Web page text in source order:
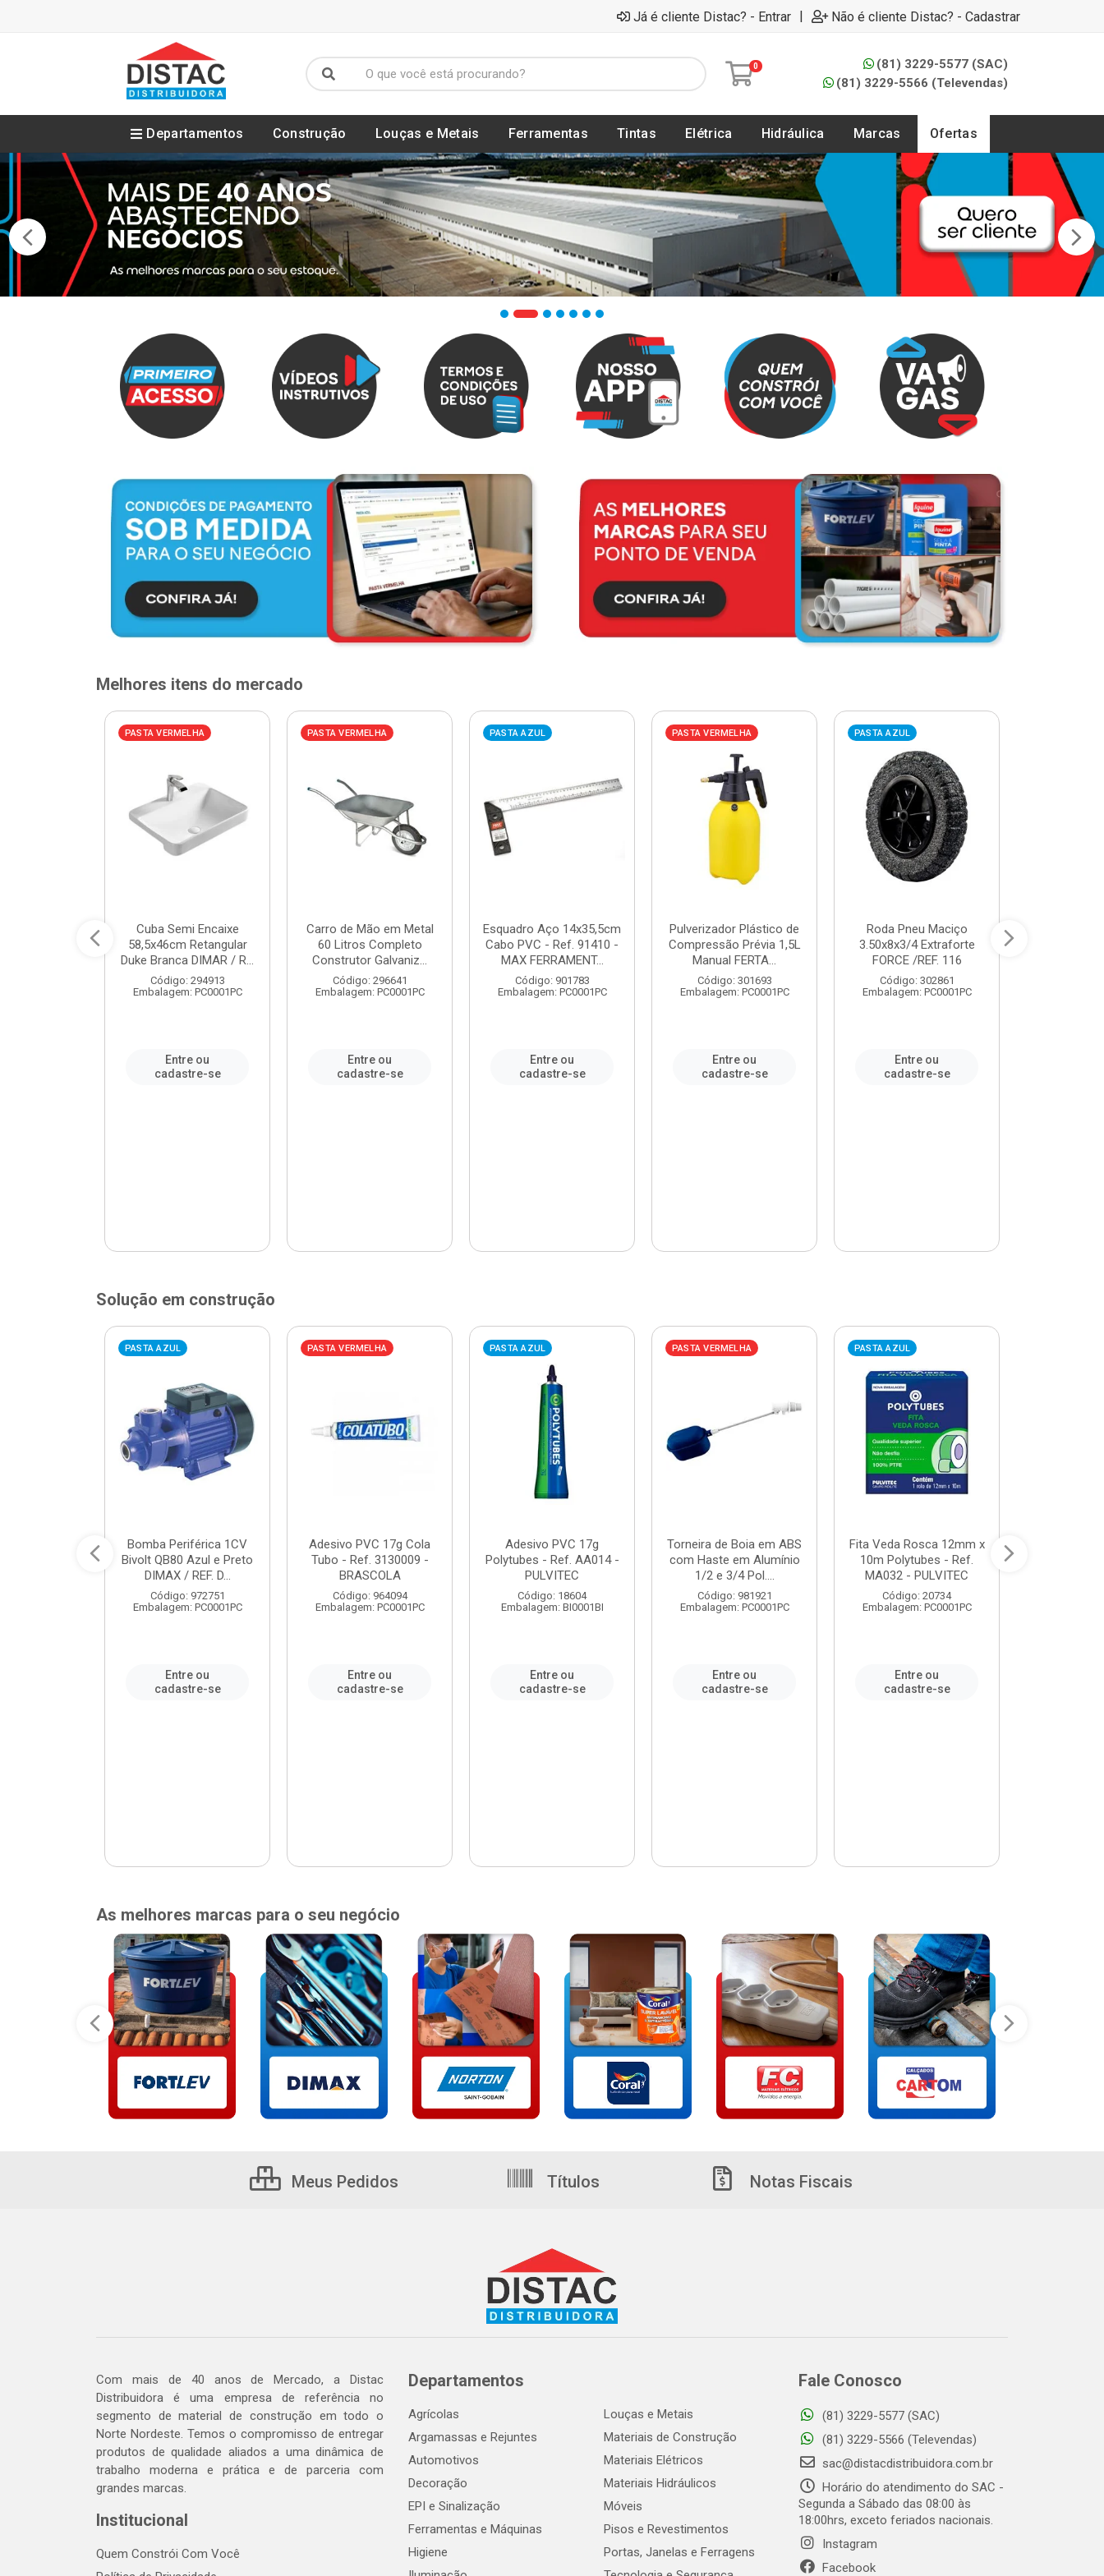
Já é cliente Distac? - Entrar | Não é cliente Distac? - Cadastrar
0
(81) 3229-5577 (SAC)
(81) 3229-5566 (Televendas)
Departamentos Construção Louças e Metais Ferramentas Tintas Elétrica Hidráulica Marcas Ofertas
Melhores itens do mercado
PASTA VERMELHA
Cuba Semi Encaixe
58,5x46cm Retangular
Duke Branca DIMAR / R...
Código: 294913
Embalagem: PC0001PC
Entre ou
cadastre-se
PASTA VERMELHA
Carro de Mão em Metal
60 Litros Completo
Construtor Galvaniz...
Código: 296641
Embalagem: PC0001PC
Entre ou
cadastre-se
PASTA AZUL
Esquadro Aço 14x35,5cm
Cabo PVC - Ref. 91410 -
MAX FERRAMENT...
Código: 901783
Embalagem: PC0001PC
Entre ou
cadastre-se
PASTA VERMELHA
Pulverizador Plástico de
Compressão Prévia 1,5L
Manual FERTA...
Código: 301693
Embalagem: PC0001PC
Entre ou
cadastre-se
PASTA AZUL
Roda Pneu Maciço
3.50x8x3/4 Extraforte
FORCE /REF. 116
Código: 302861
Embalagem: PC0001PC
Entre ou
cadastre-se
Solução em construção
PASTA AZUL
Bomba Periférica 1CV
Bivolt QB80 Azul e Preto
DIMAX / REF. D...
Código: 972751
Embalagem: PC0001PC
Entre ou
cadastre-se
PASTA VERMELHA
Adesivo PVC 17g Cola
Tubo - Ref. 3130009 -
BRASCOLA
Código: 964094
Embalagem: PC0001PC
Entre ou
cadastre-se
PASTA AZUL
Adesivo PVC 17g
Polytubes - Ref. AA014 -
PULVITEC
Código: 18604
Embalagem: BI0001BI
Entre ou
cadastre-se
PASTA VERMELHA
Torneira de Boia em ABS
com Haste em Alumínio
1/2 e 3/4 Pol....
Código: 981921
Embalagem: PC0001PC
Entre ou
cadastre-se
PASTA AZUL
Fita Veda Rosca 12mm x
10m Polytubes - Ref.
MA032 - PULVITEC
Código: 20734
Embalagem: PC0001PC
Entre ou
cadastre-se
As melhores marcas para o seu negócio
Meus Pedidos Títulos Notas Fiscais
Com mais de 40 anos de Mercado, a Distac
Distribuidora é uma empresa de referência no
segmento de material de construção em todo o
Norte Nordeste. Temos o compromisso de entregar
produtos de qualidade aliados a uma dinâmica de
trabalho moderna e prática e de parceria com
grandes marcas.
Institucional
Quem Constrói Com Você
Departamentos
Agrícolas
Argamassas e Rejuntes
Automotivos
Decoração
EPI e Sinalização
Ferramentas e Máquinas
Higiene
Louças e Metais
Materiais de Construção
Materiais Elétricos
Materiais Hidráulicos
Móveis
Pisos e Revestimentos
Portas, Janelas e Ferragens
Fale Conosco
(81) 3229-5577 (SAC)
(81) 3229-5566 (Televendas)
sac@distacdistribuidora.com.br
Horário do atendimento do SAC -
Segunda a Sábado das 08:00 às
18:00hrs, exceto feriados nacionais.
Instagram
Facebook